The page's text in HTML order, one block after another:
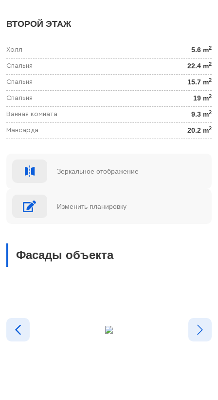
ВТОРОЙ ЭТАЖ
Холл 5.6 m2
Спальня 22.4 m2
Спальня 15.7 m2
Спальня 19 m2
Ванная комната 9.3 m2
Мансарда 20.2 m2
Зеркальное отображение
Изменить планировку
Фасады объекта